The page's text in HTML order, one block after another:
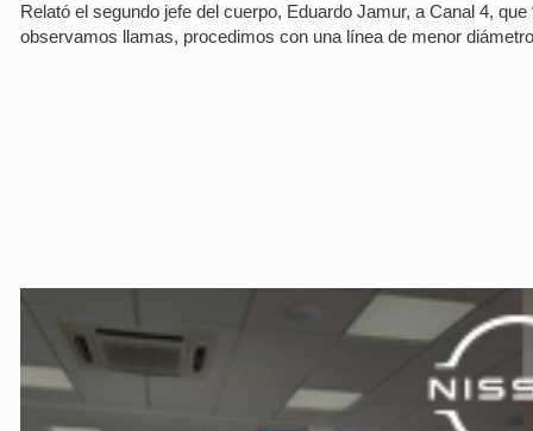
Relató el segundo jefe del cuerpo, Eduardo Jamur, a Canal 4,
observamos llamas, procedimos con una línea de menor